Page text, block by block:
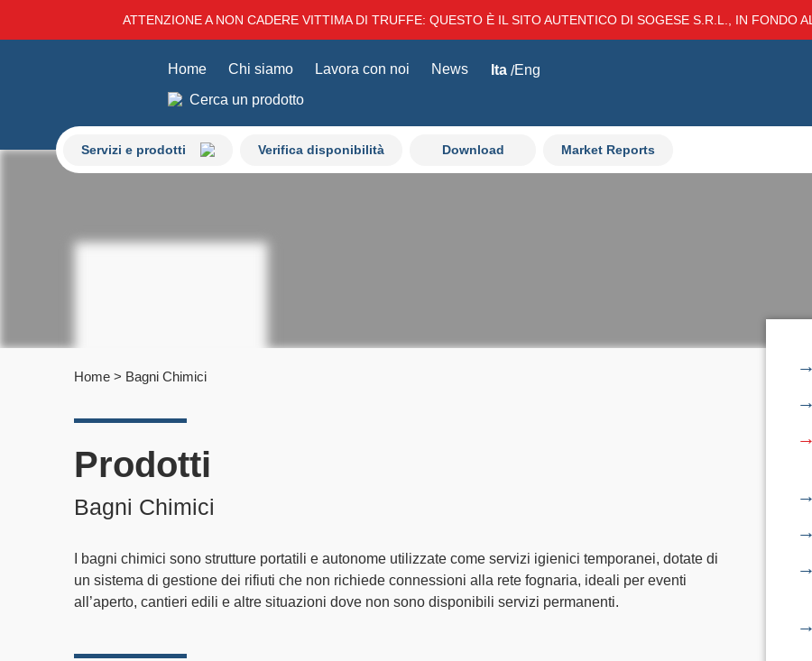
ATTENZIONE A NON CADERE VITTIMA DI TRUFFE: QUESTO È IL SITO AUTENTICO DI SOGESE S.R.L., IN FONDO
Servizi e prodotti Verifica disponibilità Download Market Reports
Home Chi siamo Lavora con noi News Ita Eng
Cerca un prodotto
Home > Bagni Chimici
Prodotti
Bagni Chimici
I bagni chimici sono strutture portatili e autonome utilizzate come servizi igienici temporanei, dotate di
un sistema di gestione dei rifiuti che non richiede connessioni alla rete fognaria, ideali per eventi
all’aperto, cantieri edili e altre situazioni dove non sono disponibili servizi permanenti.